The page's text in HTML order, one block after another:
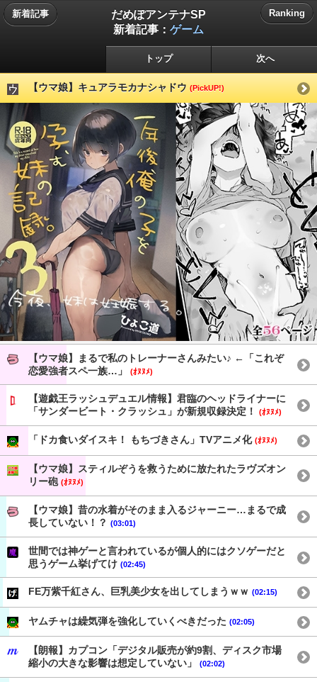
新着記事
だめぽアンテナSP
新着記事： ゲーム
Ranking
トップ 次へ
【ウマ娘】キュアラモカナシャドウ (PickUP!)
【ウマ娘】まるで私のトレーナーさんみたい♪ ←「これぞ
恋愛強者スペ一族…」
(ｵﾇﾇﾒ)
【遊戯王ラッシュデュエル情報】君臨のヘッドライナーに
「サンダービート・クラッシュ」が新規収録決定！
(ｵﾇﾇﾒ)
「ドカ食いダイスキ！ もちづきさん」TVアニメ化 (ｵﾇﾇﾒ)
【ウマ娘】スティルぞうを救うために放たれたラヴズオン
リー砲 (ｵﾇﾇﾒ)
【ウマ娘】昔の水着がそのまま入るジャーニー…まるで成
長していない！？ (03:01)
世間では神ゲーと言われているが個人的にはクソゲーだと
思うゲーム挙げてけ (02:45)
FE万紫千紅さん、巨乳美少女を出してしまうｗｗ (02:15)
ヤムチャは繰気弾を強化していくべきだった (02:05)
【朗報】カプコン「デジタル販売が約9割、ディスク市場
縮小の大きな影響は想定していない」
(02:02)